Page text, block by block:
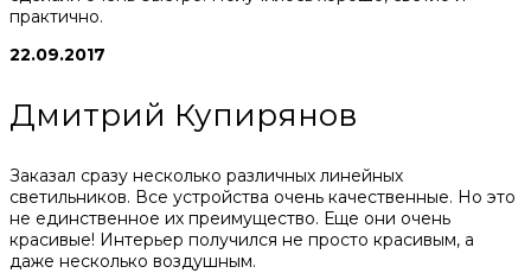
практично.
22.09.2017
Дмитрий Купирянов
Заказал сразу несколько различных линейных
светильников. Все устройства очень качественные. Но это
не единственное их преимущество. Еще они очень
красивые! Интерьер получился не просто красивым, а
даже несколько воздушным.